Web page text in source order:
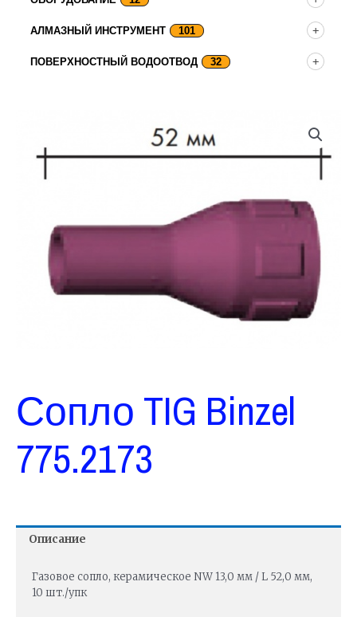
АЛМАЗНЫЙ ИНСТРУМЕНТ 101
ПОВЕРХНОСТНЫЙ ВОДООТВОД 32
Сопло TIG Binzel
775.2173
Описание
Газовое сопло, керамическое NW 13,0 мм / L 52,0 мм,
10 шт./упк